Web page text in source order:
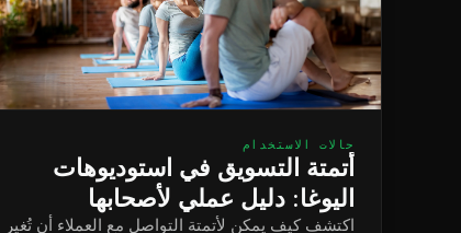
حالات الاستخدام
أتمتة التسويق في استوديوهات
اليوغا: دليل عملي لأصحابها
اكتشف كيف يمكن لأتمتة التواصل مع العملاء أن تُغير